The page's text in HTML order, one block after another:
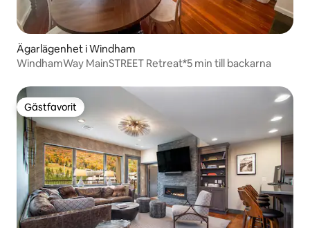
Ägarlägenhet i Windham
WindhamWay MainSTREET Retreat*5 min till backarna
Gästfavorit
Gästfavorit